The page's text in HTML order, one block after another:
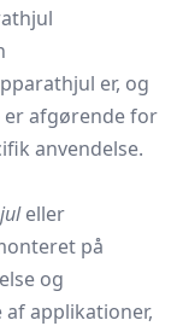
er, og
er afgørende for
anvendelse.
eller
på
og
applikationer,